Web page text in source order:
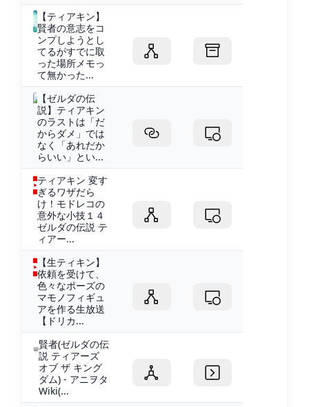
【ティアキン】
賢者の意志をコ
ンプしようとし
てるがすでに取
った場所メモっ
て無かった...
【ゼルダの伝
説】ティアキン
のラストは「だ
からダメ」では
なく「あれだか
らいい」とい...
ティアキン 変す
ぎるワザだら
け！モドレコの
意外な小技１４
ゼルダの伝説 テ
ィアー...
【生ティキン】
依頼を受けて、
色々なポーズの
マモノフィギュ
アを作る生放送
【ドリカ...
賢者(ゼルダの伝
説 ティアーズ
オブ ザ キング
ダム) - アニヲタ
Wiki(...